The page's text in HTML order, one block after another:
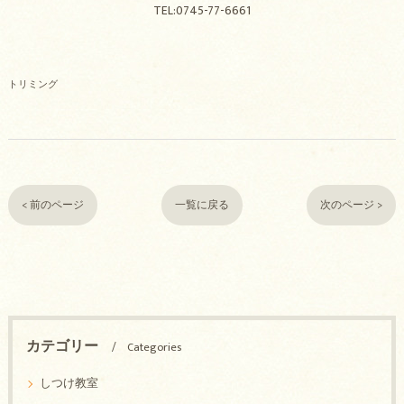
TEL:0745-77-6661
トリミング
< 前のページ 一覧に戻る 次のページ >
カテゴリー
Categories
しつけ教室